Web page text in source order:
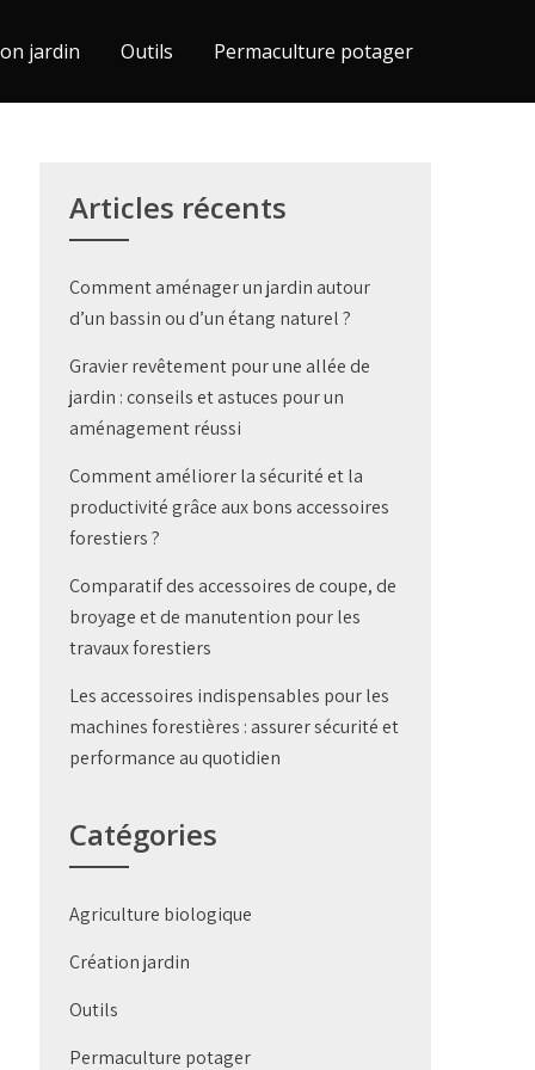
jardin Outils Permaculture potager
Articles récents
Comment aménager un jardin autour
d’un bassin ou d’un étang naturel ?
Gravier revêtement pour une allée de
jardin : conseils et astuces pour un
aménagement réussi
Comment améliorer la sécurité et la
productivité grâce aux bons accessoires
forestiers ?
Comparatif des accessoires de coupe, de
broyage et de manutention pour les
travaux forestiers
Les accessoires indispensables pour les
machines forestières : assurer sécurité et
performance au quotidien
Catégories
Agriculture biologique
Création jardin
Outils
Permaculture potager